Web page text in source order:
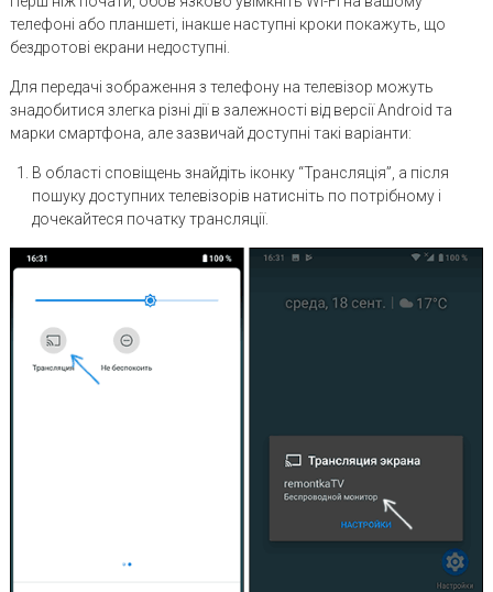
телефоні або планшеті, інакше наступні кроки покажуть, що
бездротові екрани недоступні.
Для передачі зображення з телефону на телевізор можуть
знадобитися злегка різні дії в залежності від версії Android та
марки смартфона, але зазвичай доступні такі варіанти:
В області сповіщень знайдіть іконку “Трансляція”, а після
пошуку доступних телевізорів натисніть по потрібному і
дочекайтеся початку трансляції.